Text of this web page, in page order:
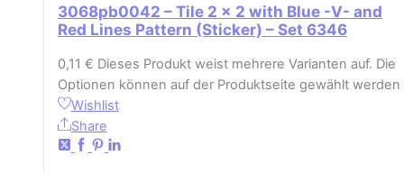
3068pb0042 – Tile 2 x 2 with Blue -V- and
Red Lines Pattern (Sticker) – Set 6346
0,11 € Dieses Produkt weist mehrere Varianten auf. Die
Optionen können auf der Produktseite gewählt werden
Wishlist
Share